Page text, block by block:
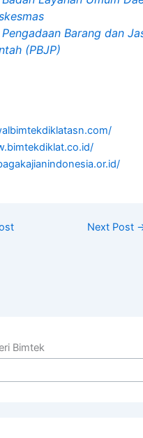
Barang dan
(PBJP)
Next Post
Bimtek